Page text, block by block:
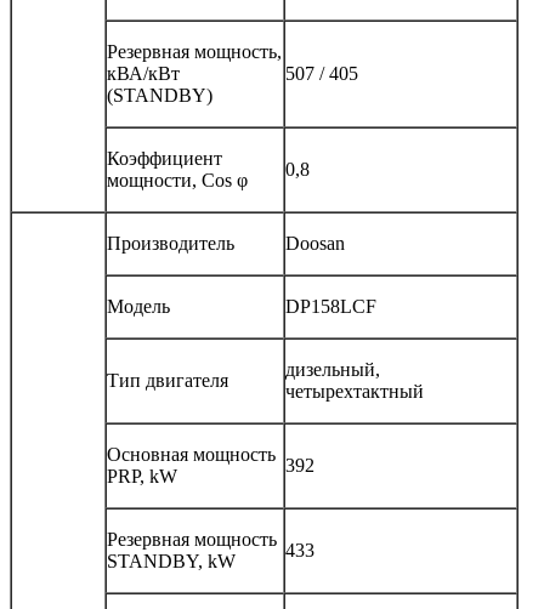
Резервная мощность,
кВА/кВт
(STANDBY)
507 / 405
Коэффициент
мощности, Сos φ
0,8
Производитель Doosan
Модель DP158LCF
Тип двигателя
дизельный,
четырехтактный
Основная мощность
PRP, kW
392
Резервная мощность
STANDBY, kW
433